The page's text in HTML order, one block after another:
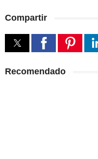
Compartir
Recomendado